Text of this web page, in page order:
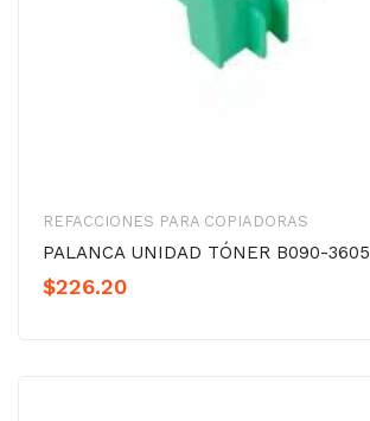
REFACCIONES PARA COPIADORAS
PALANCA UNIDAD TÓNER B090-3605
$226.20